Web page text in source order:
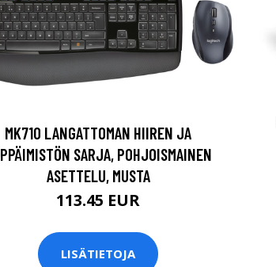
MK710 LANGATTOMAN HIIREN JA
SARJA, POHJOISMAINEN
ASETTELU, MUSTA
113.45 EUR
LISÄTIETOJA